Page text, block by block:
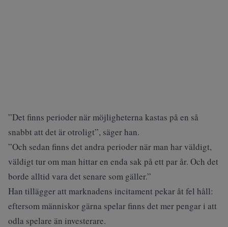
”Det finns perioder när möjligheterna kastas på en så
snabbt att det är otroligt”, säger han.
”Och sedan finns det andra perioder när man har väldigt,
väldigt tur om man hittar en enda sak på ett par år. Och det
borde alltid vara det senare som gäller.”
Han tillägger att marknadens incitament pekar åt fel håll:
eftersom människor gärna spelar finns det mer pengar i att
odla spelare än investerare.